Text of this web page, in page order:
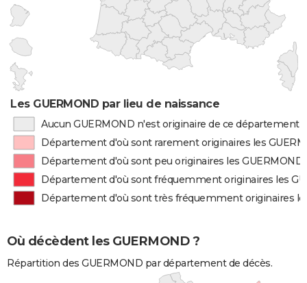
Les GUERMOND par lieu de naissance
Aucun GUERMOND n'est originaire de ce département
Département d'où sont rarement originaires les
Département d'où sont peu originaires les GUERMOND
Département d'où sont fréquemment originaires les
Département d'où sont très fréquemment originaires
Où décèdent les GUERMOND ?
Répartition des GUERMOND par département de décès.